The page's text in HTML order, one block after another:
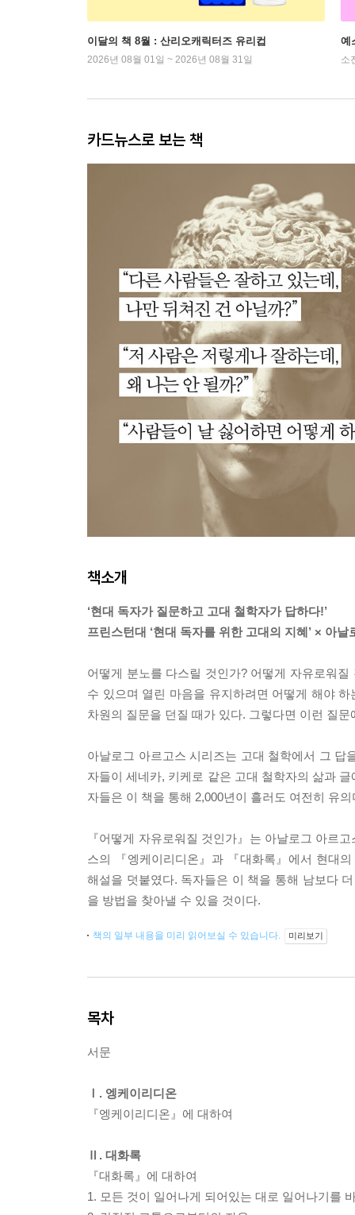
이달의 책 8월 : 산리오캐릭터즈 유리컵
2026년 08월 01일 ~ 2026년 08월 31일
예
소
카드뉴스로 보는 책
책소개
‘현대 독자가 질문하고 고대 철학자가 답하다!’
프린스턴대 ‘현대 독자를 위한 고대의 지혜’ × 아
어떻게 분노를 다스릴 것인가? 어떻게 자유로워
수 있으며 열린 마음을 유지하려면 어떻게 해야
차원의 질문을 던질 때가 있다. 그렇다면 이런 질
아날로그 아르고스 시리즈는 고대 철학에서 그
자들이 세네카, 키케로 같은 고대 철학자의 삶과
자들은 이 책을 통해 2,000년이 흘러도 여전히 유
『어떻게 자유로워질 것인가』는 아날로그 아르
스의 『엥케이리디온』과 『대화록』에서 현대
해설을 덧붙였다. 독자들은 이 책을 통해 남보다
을 방법을 찾아낼 수 있을 것이다.
책의 일부 내용을 미리 읽어보실 수 있습니다. 미리보기
목차
서문
Ⅰ. 엥케이리디온
『엥케이리디온』에 대하여
Ⅱ. 대화록
『대화록』에 대하여
1. 모든 것이 일어나게 되어있는 대로 일어나기를